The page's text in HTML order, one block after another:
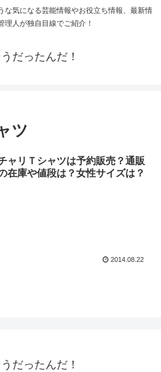
な気になる芸能情報やお役立ち情報、最新情
理人が独自目線でご紹介！
だったんだ！
ツ
ャリＴシャツは予約販売？通販
在庫や値段は？女性サイズは？
2014.08.22
だったんだ！